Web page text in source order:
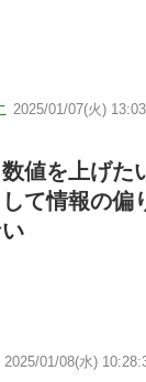
2025/01/07(火)
数値を上げ
て情報の偏
2025/01/08(水)